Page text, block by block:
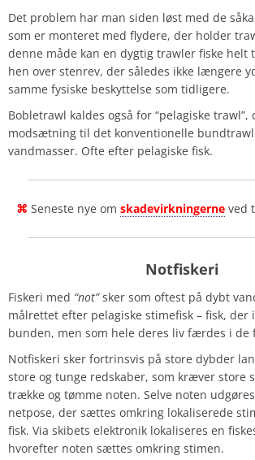
Det problem har man siden løst med de
som er monteret med flydere, der holder
denne måde kan en dygtig trawler fiske helt
hen over stenrev, der således ikke længere
samme fysiske beskyttelse som tidligere.
Bobletrawl kaldes også for “pelagiske trawl”,
modsætning til det konventionelle
vandmasser. Ofte efter pelagiske fisk.
⌘ Seneste nye om skadevirkningerne ved
Notfiskeri
Fiskeri med “not”sker som oftest på dybt
målrettet efter pelagiske stimefisk – fisk, der
bunden, men som hele deres liv færdes i de
Notfiskeri sker fortrinsvis på store dybder
store og tunge redskaber, som kræver store
trække og tømme noten. Selve noten
netpose, der sættes omkring lokaliserede
fisk. Via skibets elektronik lokaliseres en
hvorefter noten sættes omkring stimen.